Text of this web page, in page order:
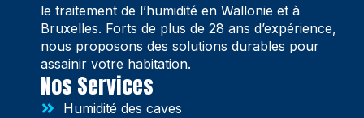
le traitement de l’humidité en Wallonie et à
Bruxelles. Forts de plus de 28 ans d’expérience,
nous proposons des solutions durables pour
assainir votre habitation.
Nos Services
Humidité des caves